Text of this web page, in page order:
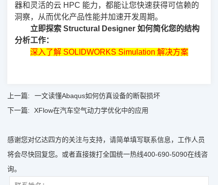
器和灵活的云 HPC 能力，都能让您快速获得可信赖的
洞察，从而优化产品性能并加速开发周期。
立即探索 Structural Designer 如何简化您的结构
分析工作：
深入了解 SOLIDWORKS Simulation 解决方案
上一篇:
一文读懂Abaqus如何仿真设备的断裂损坏
下一篇:
XFlow在汽车空气动力学优化中的应用
感谢您对亿达四方的关注与支持，请简单填写联系信息，工作人员
将会尽快回复您。或者直接拨打全国统一热线400-690-5090在线咨
询。